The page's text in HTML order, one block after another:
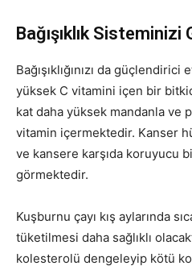
Bağışıklık Sisteminizi
Bağışıklığınızı da
yüksek C vitamini içen bir
kat daha yüksek mandanla ve
vitamin içermektedir. Kanser
ve kansere karşıda koruyucu
görmektedir.
Kuşburnu çayı kış aylarında
tüketilmesi daha sağlıklı
kolesterolü dengeleyip kötü